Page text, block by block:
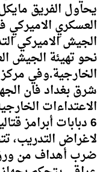
يحاول الفريق مايكل
العسكريِ الاميركيِ
نحو تهيئة الجيش
الخارجية.وفي مركز
شرق بغداد فان
الاعتداءات
6 دبابات أبرامز
لاغراض التدريب،
ضرب أهداف من